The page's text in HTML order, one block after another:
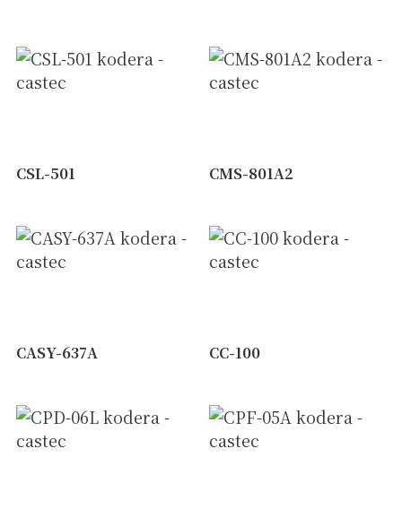
CSL-501 CMS-801A2
CASY-637A CC-100